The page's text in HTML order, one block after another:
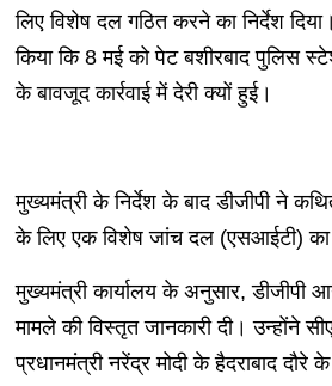
लिए विशेष दल गठित करने का निर्देश
किया कि 8 मई को पेट बशीरबाद पुलिस
के बावजूद कार्रवाई में देरी क्यों हुई।
मुख्यमंत्री के निर्देश के बाद डीजीपी ने
के लिए एक विशेष जांच दल (एसआईटी) का
मुख्यमंत्री कार्यालय के अनुसार, डीजीपी
मामले की विस्तृत जानकारी दी। उन्होंने
प्रधानमंत्री नरेंद्र मोदी के हैदराबाद दौरे